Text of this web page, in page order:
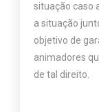
situação caso
a situação
objetivo de
animadores
de tal direito.